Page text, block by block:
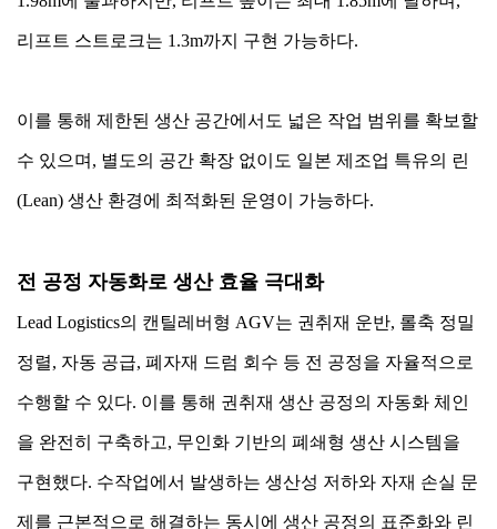
리프트 스트로크는 1.3m까지 구현 가능하다.
이를 통해 제한된 생산 공간에서도 넓은 작업 범위를 확보할
수 있으며, 별도의 공간 확장 없이도 일본 제조업 특유의 린
(Lean) 생산 환경에 최적화된 운영이 가능하다.
전 공정 자동화로 생산 효율 극대화
Lead Logistics의 캔틸레버형 AGV는 권취재 운반, 롤축 정밀
정렬, 자동 공급, 폐자재 드럼 회수 등 전 공정을 자율적으로
수행할 수 있다. 이를 통해 권취재 생산 공정의 자동화 체인
을 완전히 구축하고, 무인화 기반의 폐쇄형 생산 시스템을
구현했다. 수작업에서 발생하는 생산성 저하와 자재 손실 문
제를 근본적으로 해결하는 동시에 생산 공정의 표준화와 린